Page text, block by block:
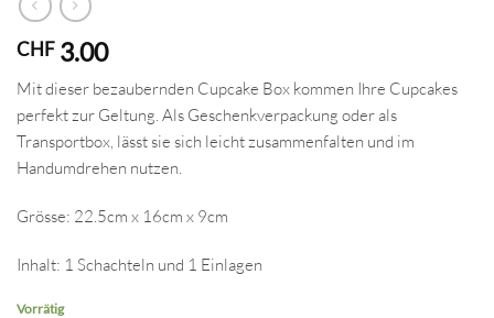
CHF 3.00
Mit dieser bezaubernden Cupcake Box kommen Ihre Cupcakes
perfekt zur Geltung. Als Geschenkverpackung oder als
Transportbox, lässt sie sich leicht zusammenfalten und im
Handumdrehen nutzen.
Grösse: 22.5cm x 16cm x 9cm
Inhalt: 1 Schachteln und 1 Einlagen
Vorrätig